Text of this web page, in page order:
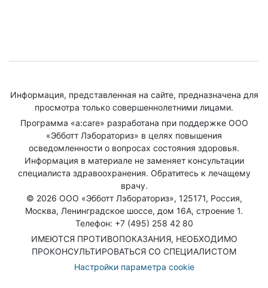
Информация, представленная на сайте, предназначена для
просмотра только совершеннолетними лицами.
Программа «a:care» разработана при поддержке ООО
«Эбботт Лэбораториз» в целях повышения
осведомленности о вопросах состояния здоровья.
Информация в материале не заменяет консультации
специалиста здравоохранения. Обратитесь к лечащему
врачу.
© 2026 ООО «Эбботт Лэбораториз», 125171, Россия,
Москва, Ленинградское шоссе, дом 16А, строение 1.
Телефон: +7 (495) 258 42 80
ИМЕЮТСЯ ПРОТИВОПОКАЗАНИЯ, НЕОБХОДИМО
ПРОКОНСУЛЬТИРОВАТЬСЯ СО СПЕЦИАЛИСТОМ
Настройки параметра cookie